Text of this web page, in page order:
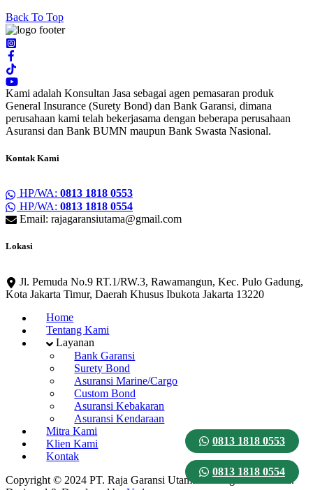
0813 1818 0553
0813 1818 0554
Back To Top
Kami adalah Konsultan Jasa sebagai agen pemasaran produk
General Insurance (Surety Bond) dan Bank Garansi, dimana
perusahaan kami telah bekerjasama dengan beberapa perusahaan
Asuransi dan Bank BUMN maupun Bank Swasta Nasional.
Kontak Kami
HP/WA: 0813 1818 0553
HP/WA: 0813 1818 0554
Email: rajagaransiutama@gmail.com
Lokasi
Jl. Pemuda No.9 RT.1/RW.3, Rawamangun, Kec. Pulo Gadung,
Kota Jakarta Timur, Daerah Khusus Ibukota Jakarta 13220
Home
Tentang Kami
Layanan
Bank Garansi
Surety Bond
Asuransi Marine/Cargo
Custom Bond
Asuransi Kebakaran
Asuransi Kendaraan
Mitra Kami
Klien Kami
Kontak
Copyright © 2024 PT. Raja Garansi Utama. All Rights Reserved.